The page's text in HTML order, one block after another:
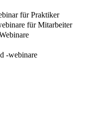
für Praktiker
für Mitarbeiter
-webinare